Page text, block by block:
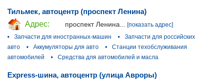
Тильмек, автоцентр (проспект Ленина)
Адрес:
проспект Ленина...
[показать адрес]
•
Запчасти для иностранных-машин •
Запчасти для российских
авто
• Аккумуляторы для авто •
Станции техобслуживания
автомобилей
• Средства для автомобилей и масла
Express-шина, автоцентр (улица Авроры)